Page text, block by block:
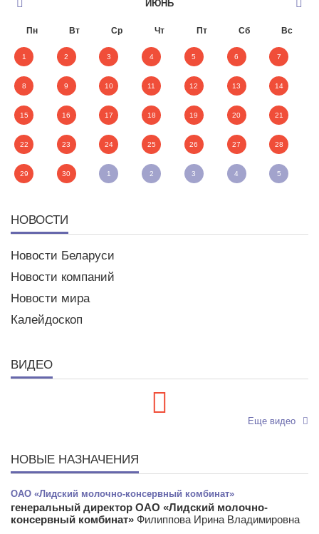
ИЮНЬ
Пн Вт Ср Чт Пт Сб Вс
1 2 3 4 5 6 7
8 9 10 11 12 13 14
15 16 17 18 19 20 21
22 23 24 25 26 27 28
29 30 1 2 3 4 5
НОВОСТИ
Новости Беларуси
Новости компаний
Новости мира
Калейдоскоп
ВИДЕО
Еще видео
НОВЫЕ НАЗНАЧЕНИЯ
ОАО «Лидский молочно-консервный комбинат»
генеральный директор ОАО «Лидский молочно-
консервный комбинат» Филиппова Ирина Владимировна